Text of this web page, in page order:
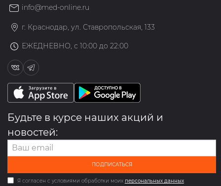
info@med-online.ru
г. Краснодар, ул. Ставропольская, 133
ЕЖЕДНЕВНО, с 10:00 до 22:00
Будьте в курсе наших акций и
новостей:
ПОДПИСАТЬСЯ
Я согласен с условиями обработки моих персональных данных